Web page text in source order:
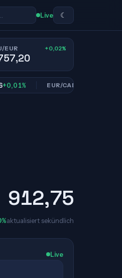
Live ☾
EUR +0,02%
EUR/CAD1,6114
912,75
aktualisiert sekündlich
Live